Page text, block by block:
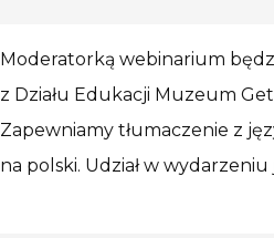
Moderatorką webinarium
z Działu Edukacji Muzeum
Zapewniamy tłumaczenie z
na polski. Udział w wydarzeniu